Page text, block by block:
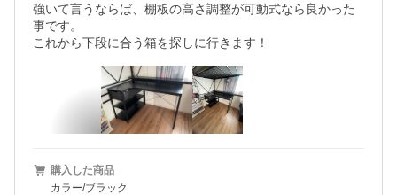
強いて言うならば、棚板の高さ調整が可動式なら良かった
事です。
これから下段に合う箱を探しに行きます！
購入した商品
カラー/ブラック